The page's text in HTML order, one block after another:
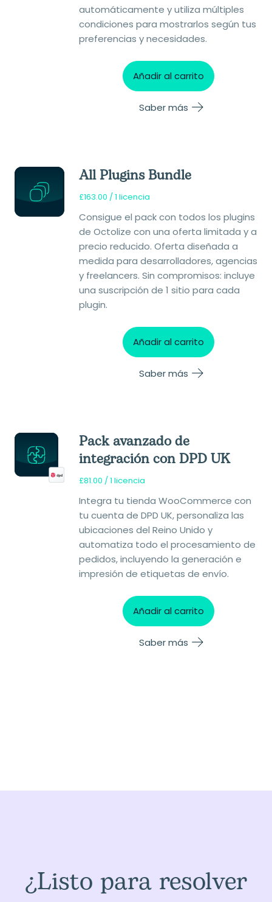
automáticamente y utiliza múltiples
condiciones para mostrarlos según tus
preferencias y necesidades.
Añadir al carrito
Saber más
All Plugins Bundle
£163.00 / 1 licencia
Consigue el pack con todos los plugins
de Octolize con una oferta limitada y a
precio reducido. Oferta diseñada a
medida para desarrolladores, agencias
y freelancers. Sin compromisos: incluye
una suscripción de 1 sitio para cada
plugin.
Añadir al carrito
Saber más
Pack avanzado de
integración con DPD UK
£81.00 / 1 licencia
Integra tu tienda WooCommerce con
tu cuenta de DPD UK, personaliza las
ubicaciones del Reino Unido y
automatiza todo el procesamiento de
pedidos, incluyendo la generación e
impresión de etiquetas de envío.
Añadir al carrito
Saber más
¿Listo para resolver